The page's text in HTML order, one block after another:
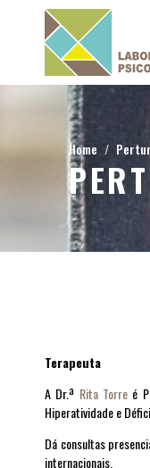
Home
Terapeuta
A Dr.ª Rita Torreé
Hiperatividade e
Dá consultas
internacionais.